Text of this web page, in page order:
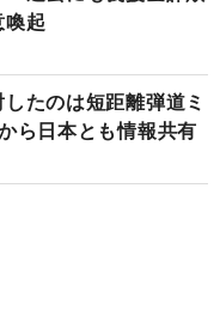
起
たのは短距離弾道ミ
ら日本とも情報共有